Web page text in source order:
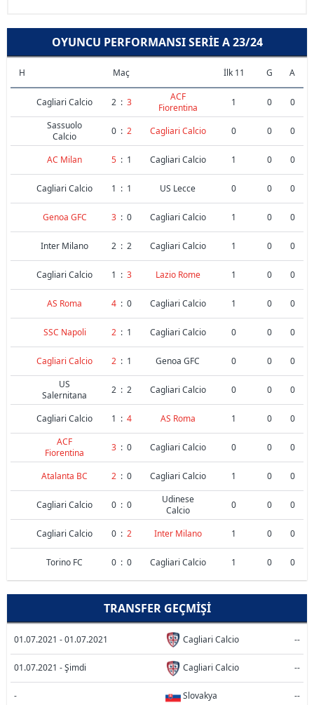
OYUNCU PERFORMANSI SERIE A 23/24
H Maç İlk 11 G A
Cagliari Calcio 2 : 3
ACF
Fiorentina
1 0
0
Sassuolo
Calcio
0 : 2 Cagliari Calcio 0 0 0
AC Milan 5 : 1 Cagliari Calcio 1 0 0
Cagliari Calcio 1 : 1 US Lecce 0 0 0
Genoa GFC 3 : 0 Cagliari Calcio 1 0 0
Inter Milano 2 : 2 Cagliari Calcio 1 0 0
Cagliari Calcio 1 : 3 Lazio Rome 1 0 0
AS Roma 4 : 0 Cagliari Calcio 1 0 0
SSC Napoli 2 : 1 Cagliari Calcio 0 0 0
Cagliari Calcio 2 : 1 Genoa GFC 0 0
0
US
Salernitana
2 : 2 Cagliari Calcio 0 0 0
Cagliari Calcio 1 : 4 AS Roma 1 0
0
ACF
Fiorentina
3 : 0 Cagliari Calcio 0 0 0
Atalanta BC 2 : 0 Cagliari Calcio 1 0 0
Cagliari Calcio 0 : 0
Udinese
Calcio
0 0 0
Cagliari Calcio 0 : 2 Inter Milano 1 0 0
Torino FC 0 : 0 Cagliari Calcio 1 0 0
TRANSFER GEÇMIŞI
01.07.2021 - 01.07.2021 Cagliari Calcio --
01.07.2021 - Şimdi Cagliari Calcio --
- Slovakya --